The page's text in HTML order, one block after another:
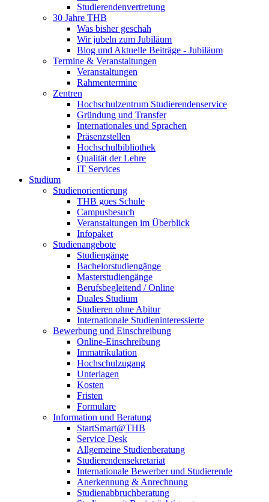
Studierendenvertretung
30 Jahre THB
Was bisher geschah
Wir jubeln zum Jubiläum
Blog und Aktuelle Beiträge - Jubiläum
Termine & Veranstaltungen
Veranstaltungen
Rahmentermine
Zentren
Hochschulzentrum Studierendenservice
Gründung und Transfer
Internationales und Sprachen
Präsenzstellen
Hochschulbibliothek
Qualität der Lehre
IT Services
Studium
Studienorientierung
THB goes Schule
Campusbesuch
Veranstaltungen im Überblick
Infopaket
Studienangebote
Studiengänge
Bachelorstudiengänge
Masterstudiengänge
Berufsbegleitend / Online
Duales Studium
Studieren ohne Abitur
Internationale Studieninteressierte
Bewerbung und Einschreibung
Online-Einschreibung
Immatrikulation
Hochschulzugang
Unterlagen
Kosten
Fristen
Formulare
Information und Beratung
StartSmart@THB
Service Desk
Allgemeine Studienberatung
Studierendensekretariat
Internationale Bewerber und Studierende
Anerkennung & Anrechnung
Studienabbruchberatung